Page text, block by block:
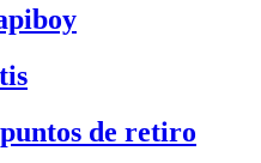
de retiro